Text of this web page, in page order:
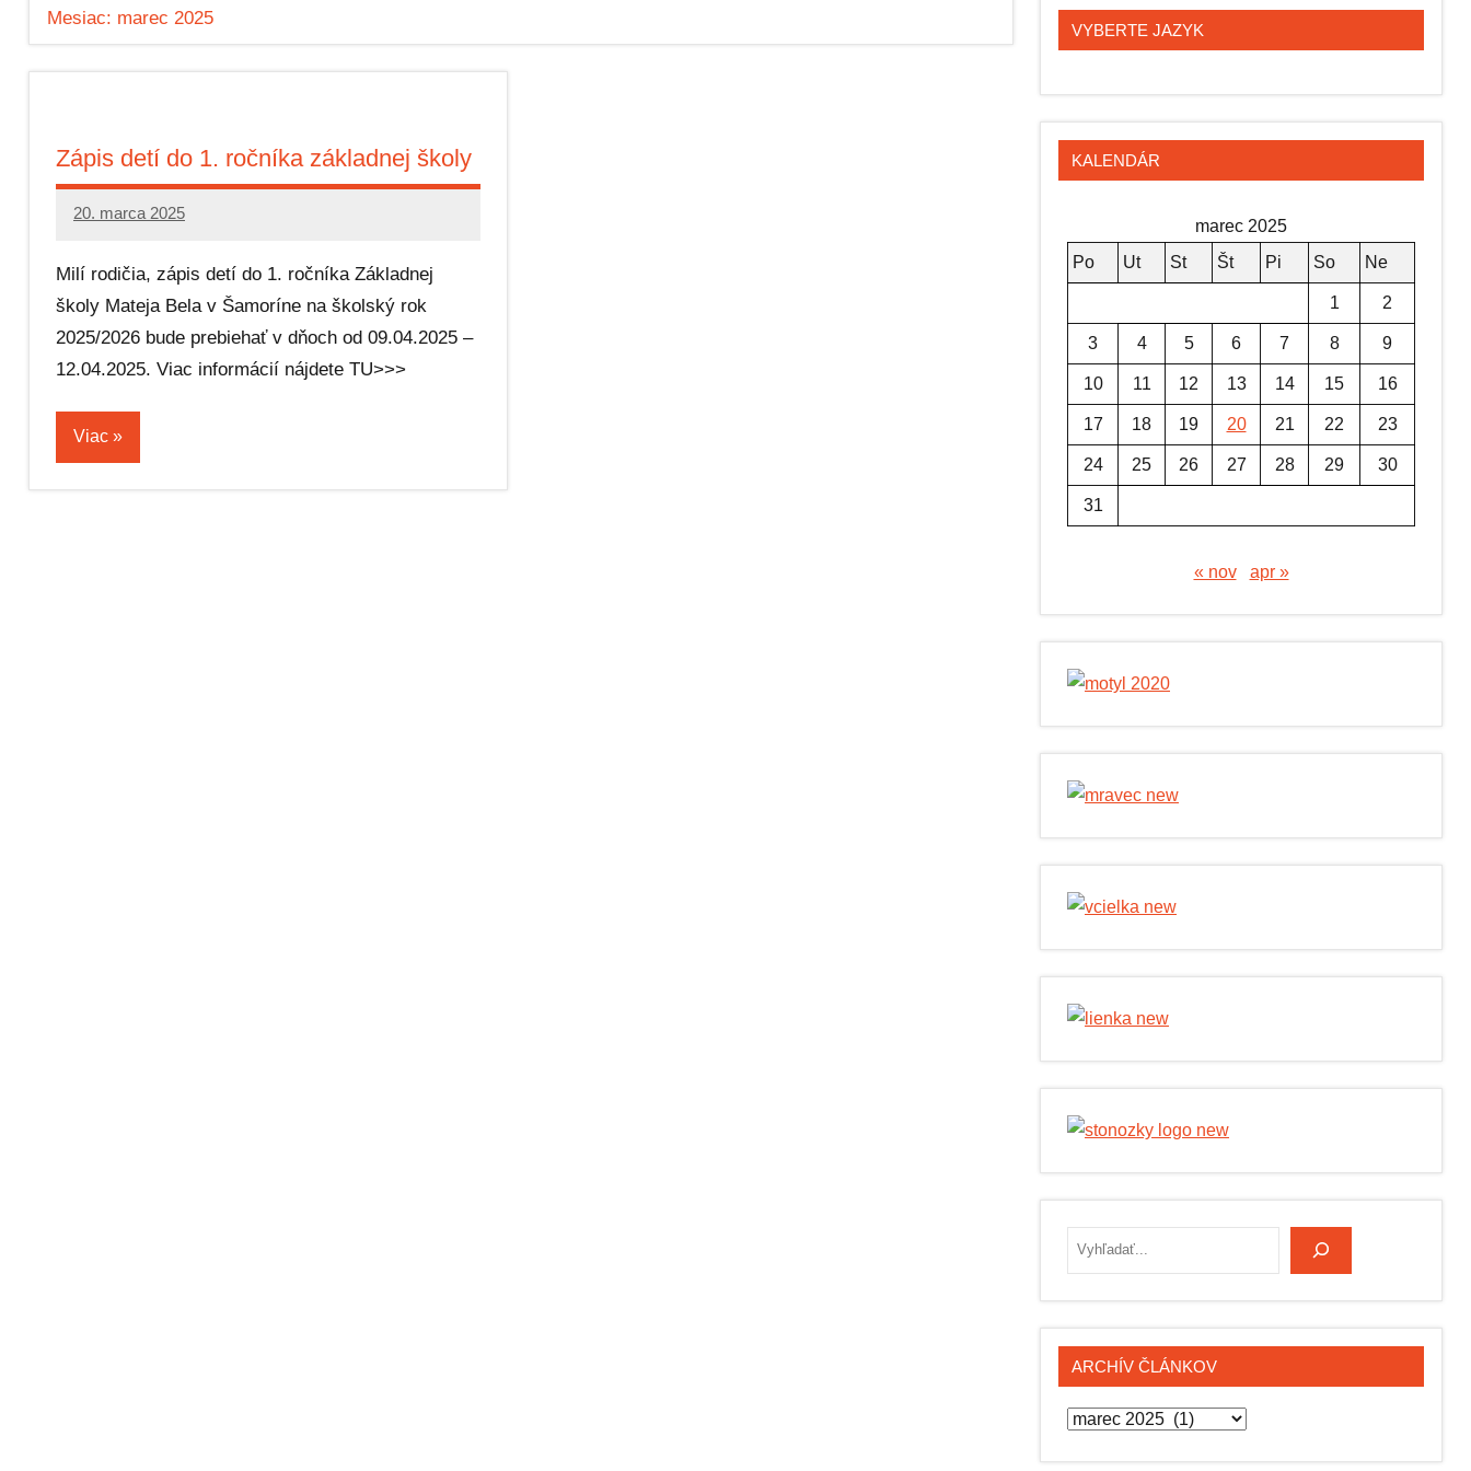
Mesiac: marec 2025
Zápis detí do 1. ročníka základnej školy
20. marca 2025
Editor
Milí rodičia, zápis detí do 1. ročníka Základnej
školy Mateja Bela v Šamoríne na školský rok
2025/2026 bude prebiehať v dňoch od 09.04.2025 –
12.04.2025. Viac informácií nájdete TU>>>
Viac
VYBERTE JAZYK
KALENDÁR
marec 2025
Po
Ut St Št Pi So Ne
1 2
3 4 5 6 7 8 9
10 11 12 13 14 15 16
17 18 19 20 21 22 23
24 25 26 27 28 29 30
31
« nov apr »
Hľadať
ARCHÍV ČLÁNKOV
Archív